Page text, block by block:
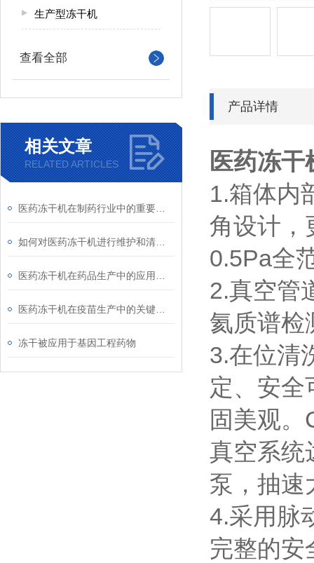
生产型冻干机
查看全部
相关文章
RELATED ARTICLES
冻干被应用于基因工程药物
产品详情
医药冻干
1.箱体内
角设计，
0.5Pa全
2.真空管
氦质谱检
3.在位清
定、安全
固美观
真空系统
泵，抽速
4.采用脉
完整的安